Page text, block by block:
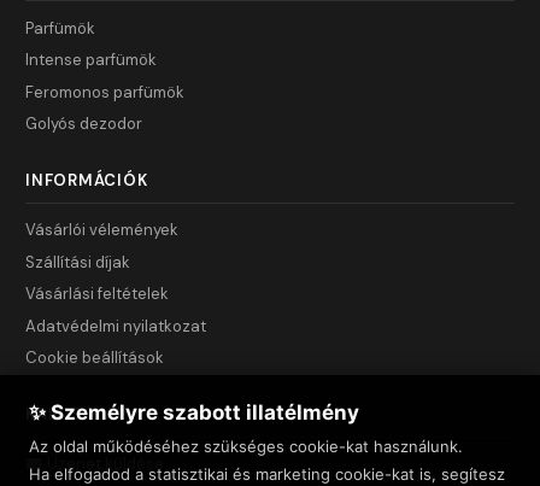
Parfümök
Intense parfümök
Feromonos parfümök
Golyós dezodor
INFORMÁCIÓK
Vásárlói vélemények
Szállítási díjak
Vásárlási feltételek
Adatvédelmi nyilatkozat
Cookie beállítások
KAPCSOLAT
Üzenet küldése
✨ Személyre szabott illatélmény
Az oldal működéséhez szükséges cookie-kat használunk.
Ha elfogadod a statisztikai és marketing cookie-kat is, segítesz